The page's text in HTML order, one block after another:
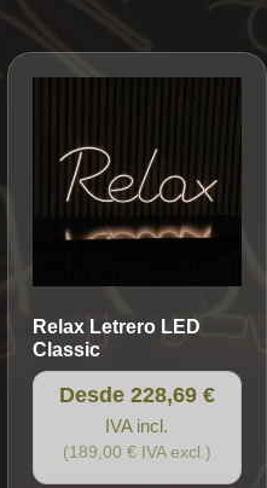
opciones
elegir
página
de
producto
RelaxLetrero LED
Classic
Desde 228,69 €
IVA incl.
(189,00 € IVA excl.)